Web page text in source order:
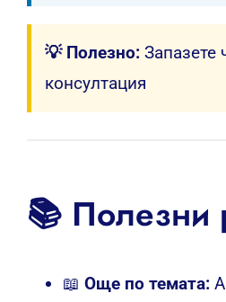
💡 Полезно: Запазете
консултация
📚 Полезни
📖 Още по темата: